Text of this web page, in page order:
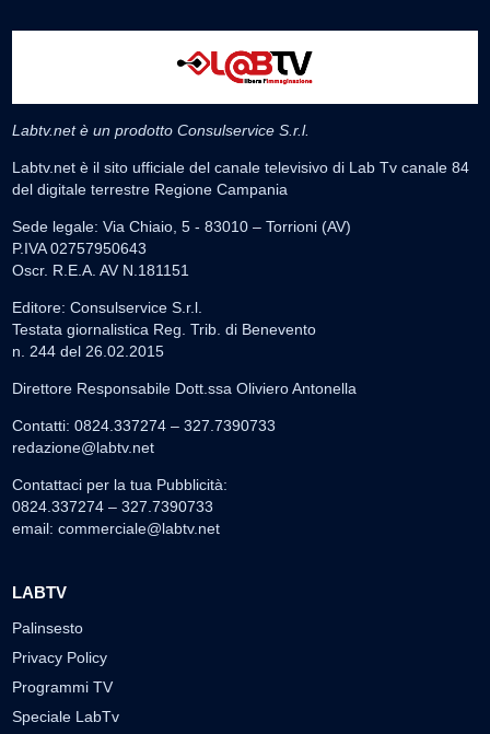
Labtv.net è un prodotto Consulservice S.r.l.
Labtv.net è il sito ufficiale del canale televisivo di Lab Tv canale 84
del digitale terrestre Regione Campania
Sede legale: Via Chiaio, 5 - 83010 – Torrioni (AV)
P.IVA 02757950643
Oscr. R.E.A. AV N.181151
Editore: Consulservice S.r.l.
Testata giornalistica Reg. Trib. di Benevento
n. 244 del 26.02.2015
Direttore Responsabile Dott.ssa Oliviero Antonella
Contatti: 0824.337274 – 327.7390733
redazione@labtv.net
Contattaci per la tua Pubblicità:
0824.337274 – 327.7390733
email: commerciale@labtv.net
LABTV
Palinsesto
Privacy Policy
Programmi TV
Speciale LabTv